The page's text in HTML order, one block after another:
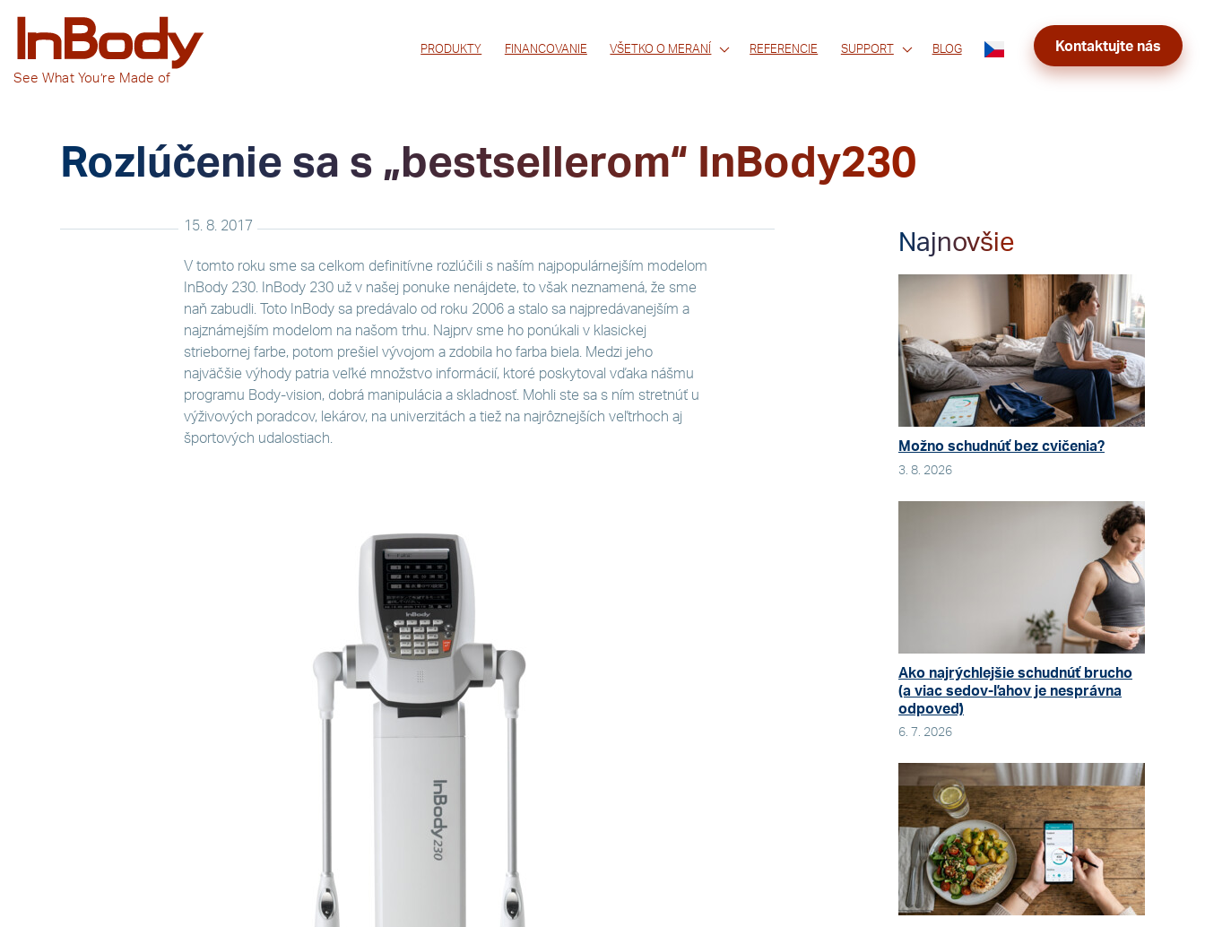
See What You’re Made of
PRODUKTY FINANCOVANIE VŠETKO O MERANÍ REFERENCIE SUPPORT BLOG Kontaktujte nás
Rozlúčenie sa s „bestsellerom“ InBody230
15. 8. 2017
V tomto roku sme sa celkom definitívne rozlúčili s naším najpopulárnejším modelom
InBody 230. InBody 230 už v našej ponuke nenájdete, to však neznamená, že sme
naň zabudli. Toto InBody sa predávalo od roku 2006 a stalo sa najpredávanejším a
najznámejším modelom na našom trhu. Najprv sme ho ponúkali v klasickej
striebornej farbe, potom prešiel vývojom a zdobila ho farba biela. Medzi jeho
najväčšie výhody patria veľké množstvo informácií, ktoré poskytoval vďaka nášmu
programu Body-vision, dobrá manipulácia a skladnosť. Mohli ste sa s ním stretnúť u
výživových poradcov, lekárov, na univerzitách a tiež na najrôznejších veľtrhoch aj
športových udalostiach.
Najnovšie
Možno schudnúť bez cvičenia?
3. 8. 2026
Ako najrýchlejšie schudnúť brucho
(a viac sedov-ľahov je nesprávna
odpoveď)
6. 7. 2026